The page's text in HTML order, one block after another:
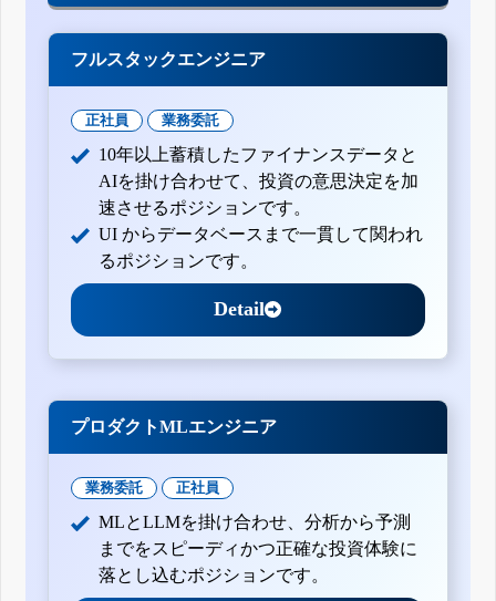
フルスタックエンジニア
正社員 業務委託
10年以上蓄積したファイナンスデータと
AIを掛け合わせて、投資の意思決定を加
速させるポジションです。
UI からデータベースまで一貫して関われ
るポジションです。
Detail
プロダクトMLエンジニア
業務委託 正社員
MLとLLMを掛け合わせ、分析から予測
までをスピーディかつ正確な投資体験に
落とし込むポジションです。